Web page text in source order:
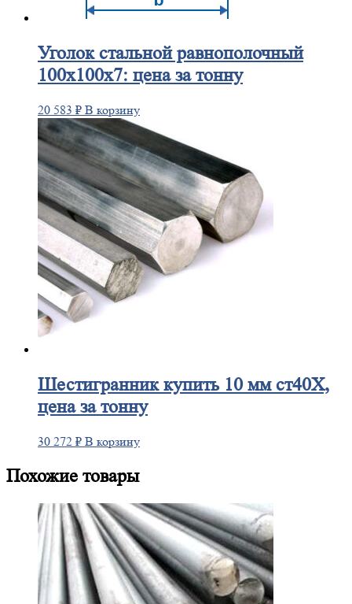
Уголокстальной равнополочный
100х100х7: цена за тонну
20 583 ₽ В корзину
Шестигранниккупить 10 мм ст40Х,
цена за тонну
30 272 ₽ В корзину
Похожие товары